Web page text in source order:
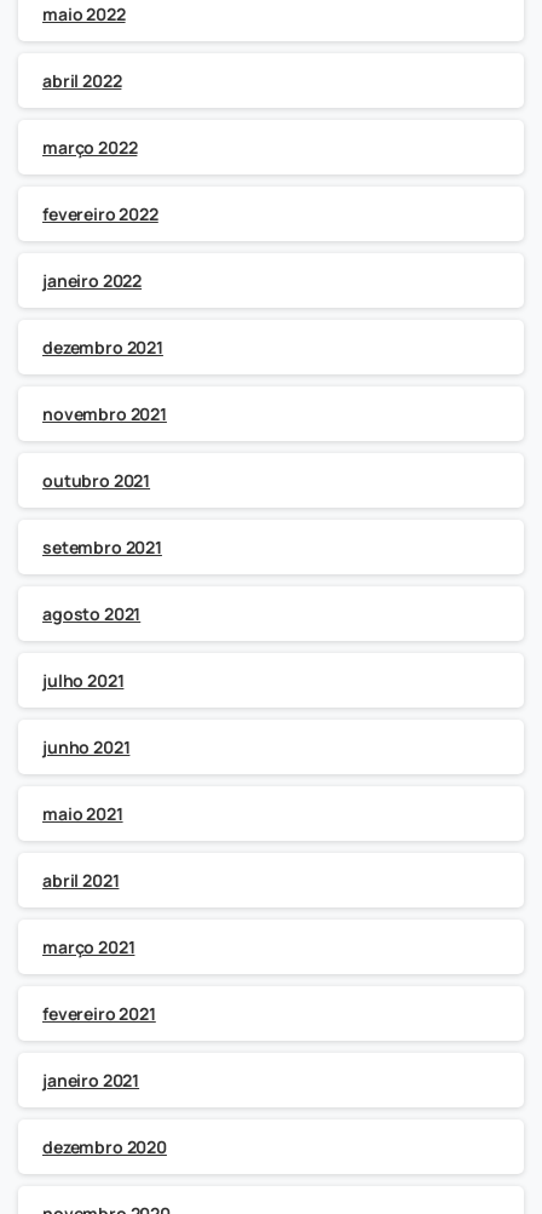
maio 2022
abril 2022
março 2022
fevereiro 2022
janeiro 2022
dezembro 2021
novembro 2021
outubro 2021
setembro 2021
agosto 2021
julho 2021
junho 2021
maio 2021
abril 2021
março 2021
fevereiro 2021
janeiro 2021
dezembro 2020